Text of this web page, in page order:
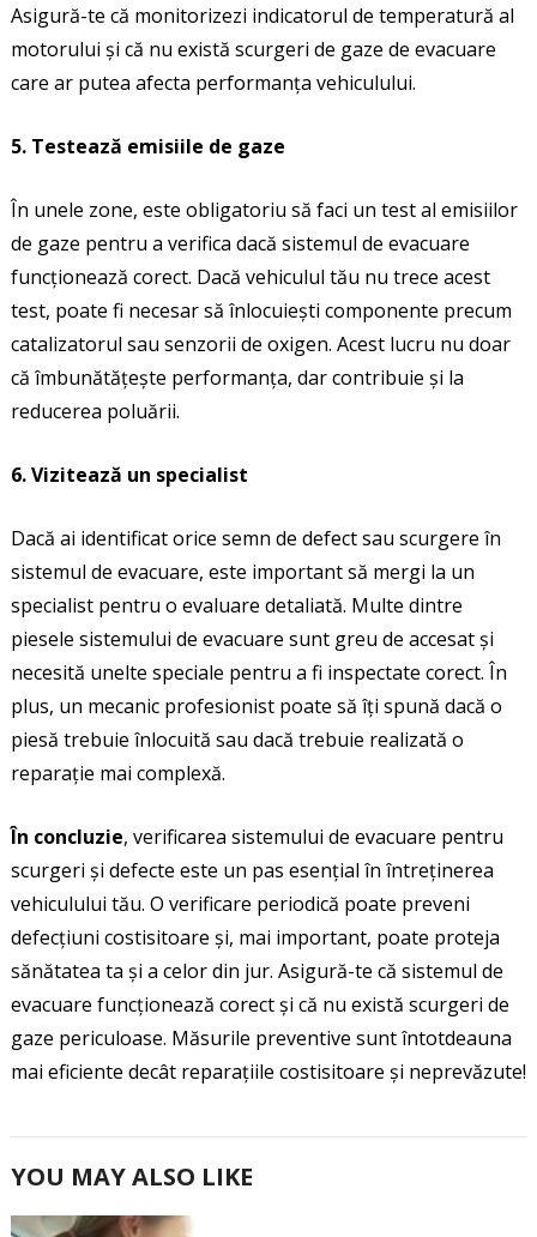
Asigură-te că monitorizezi indicatorul de temperatură al
motorului și că nu există scurgeri de gaze de evacuare
care ar putea afecta performanța vehiculului.
5. Testează emisiile de gaze
În unele zone, este obligatoriu să faci un test al emisiilor
de gaze pentru a verifica dacă sistemul de evacuare
funcționează corect. Dacă vehiculul tău nu trece acest
test, poate fi necesar să înlocuiești componente precum
catalizatorul sau senzorii de oxigen. Acest lucru nu doar
că îmbunătățește performanța, dar contribuie și la
reducerea poluării.
6. Vizitează un specialist
Dacă ai identificat orice semn de defect sau scurgere în
sistemul de evacuare, este important să mergi la un
specialist pentru o evaluare detaliată. Multe dintre
piesele sistemului de evacuare sunt greu de accesat și
necesită unelte speciale pentru a fi inspectate corect. În
plus, un mecanic profesionist poate să îți spună dacă o
piesă trebuie înlocuită sau dacă trebuie realizată o
reparație mai complexă.
În concluzie, verificarea sistemului de evacuare pentru
scurgeri și defecte este un pas esențial în întreținerea
vehiculului tău. O verificare periodică poate preveni
defecțiuni costisitoare și, mai important, poate proteja
sănătatea ta și a celor din jur. Asigură-te că sistemul de
evacuare funcționează corect și că nu există scurgeri de
gaze periculoase. Măsurile preventive sunt întotdeauna
mai eficiente decât reparațiile costisitoare și neprevăzute!
YOU MAY ALSO LIKE